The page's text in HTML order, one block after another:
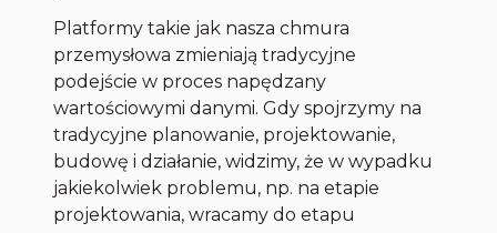
Platformy takie jak nasza chmura
przemysłowa zmieniają tradycyjne
podejście w proces napędzany
wartościowymi danymi. Gdy spojrzymy na
tradycyjne planowanie, projektowanie,
budowę i działanie, widzimy, że w wypadku
jakiekolwiek problemu, np. na etapie
projektowania, wracamy do etapu